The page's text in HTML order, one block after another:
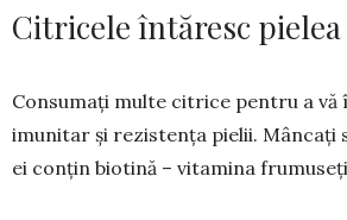
Citricele întăresc pielea
Consumați multe citrice pentru a vă
imunitar și rezis­tența pielii. Mâncați
ei conțin biotină – vitamina